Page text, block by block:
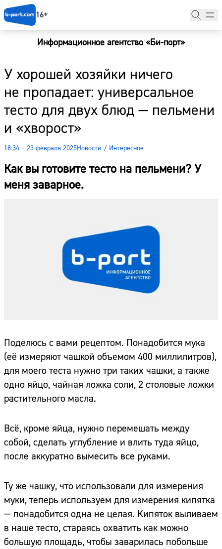
16+
Информационное агентство «Би-порт»
У хорошей хозяйки ничего
не пропадает: универсальное
тесто для двух блюд — пельмени
и «хворост»
18:34 – 23 февраля 2025Новости / Интересное
Как вы готовите тесто на пельмени? У
меня заварное.
Поделюсь с вами рецептом. Понадобится мука
(её измеряют чашкой объемом 400 миллилитров),
для моего теста нужно три таких чашки, а также
одно яйцо, чайная ложка соли, 2 столовые ложки
растительного масла.
Всё, кроме яйца, нужно перемешать между
собой, сделать углубление и влить туда яйцо,
после аккуратно вымесить все руками.
Ту же чашку, что использовали для измерения
муки, теперь используем для измерения кипятка
— понадобится одна не целая. Кипяток выливаем
в наше тесто, стараясь охватить как можно
большую площадь, чтобы заварилась побольше
Новости
Наши гости
Фоторепортажи
Погода
Курсы валют